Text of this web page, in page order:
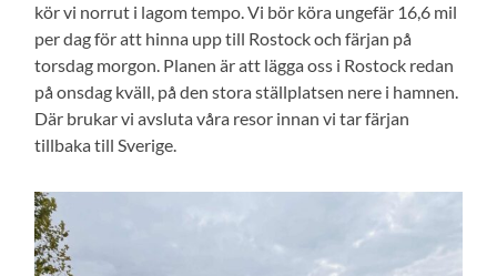
kör vi norrut i lagom tempo. Vi bör köra ungefär 16,6 mil
per dag för att hinna upp till Rostock och färjan på
torsdag morgon. Planen är att lägga oss i Rostock redan
på onsdag kväll, på den stora ställplatsen nere i hamnen.
Där brukar vi avsluta våra resor innan vi tar färjan
tillbaka till Sverige.